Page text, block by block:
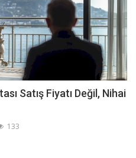
Satış Fiyatı Değil, Nihai
133